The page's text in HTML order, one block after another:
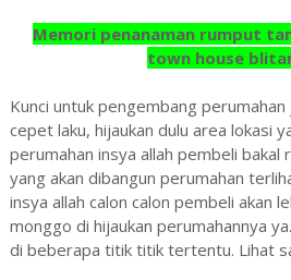
Memori penanaman rumput
town house
Kunci untuk pengembang
cepet laku, hijaukan dulu area lokasi
perumahan insya allah pembeli bakal
yang akan dibangun perumahan
insya allah calon calon pembeli akan
monggo di hijaukan perumahannya
di beberapa titik titik tertentu. Lihat